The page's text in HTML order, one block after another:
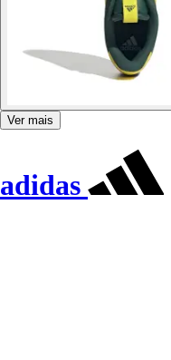
Ver mais
adidas